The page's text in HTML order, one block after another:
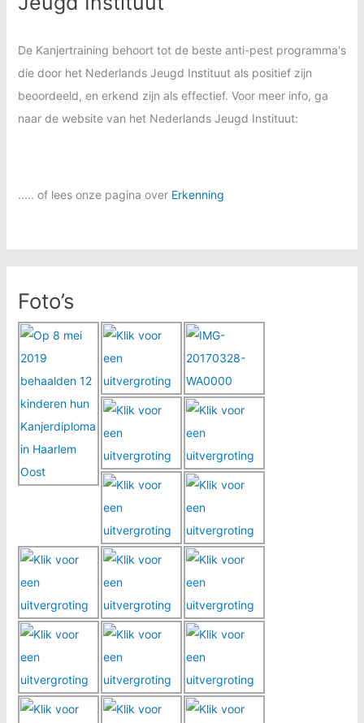
De Kanjertraining behoort tot de beste anti-pest programma's
die door het Nederlands Jeugd Instituut als positief zijn
beoordeeld, en erkend zijn als effectief. Voor meer info, ga
naar de website van het Nederlands Jeugd Instituut:
..... of lees onze pagina over Erkenning
Foto’s